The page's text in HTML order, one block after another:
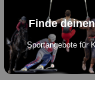
Finde
Sportangebote für